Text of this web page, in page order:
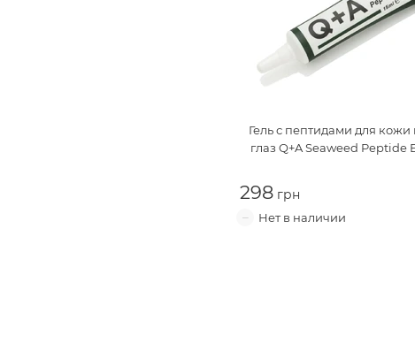
Гель с пептидами для кожи
глаз Q+A Seaweed Peptide
298